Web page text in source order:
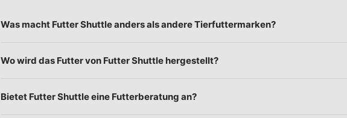
Was macht Futter Shuttle anders als andere Tierfuttermarken?
Rezeptur herstellen lässt und direkt an den Endkunden verkauft – ohne Groß- oder
Wo wird das Futter von Futter Shuttle hergestellt?
Qualitätsrichtlinien und mit hohem Fleischanteil. Wir verzichten konsequent auf
Bietet Futter Shuttle eine Futterberatung an?